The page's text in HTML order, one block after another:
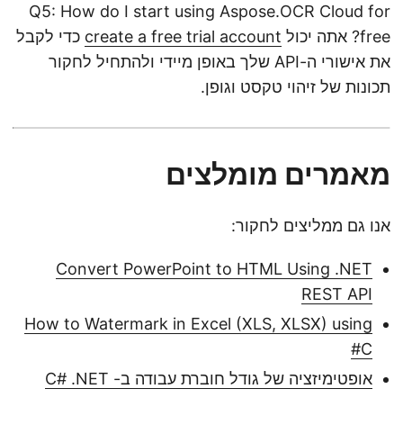
Q5: How do I start using Aspose.OCR Cloud for
free? אתה יכול
create a free trial accountכדי לקבל
את אישורי ה-API שלך באופן מיידי ולהתחיל לחקור
תכונות של זיהוי טקסט וגופן.
מאמרים מומלצים
אנו גם ממליצים לחקור:
Convert PowerPoint to HTML Using .NET
REST API
How to Watermark in Excel (XLS, XLSX) using
C#
אופטימיזציה של גודל חוברת עבודה ב- C# .NET